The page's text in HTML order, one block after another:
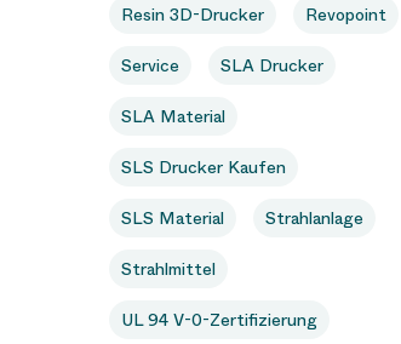
Resin 3D-Drucker Revopoint
Service SLA Drucker
SLA Material
SLS Drucker Kaufen
SLS Material Strahlanlage
Strahlmittel
UL 94 V-0-Zertifizierung